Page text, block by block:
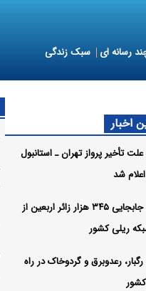
رسانه ای سبک زندگی
اخبار
علت تأخیر پرواز تهران ـ استانبول
اعلام شد
جابجایی ۳۴۵ هزار زائر اربعین از
ریلی کشور
رگبار، رعدوبرق و گردوخاک در راه